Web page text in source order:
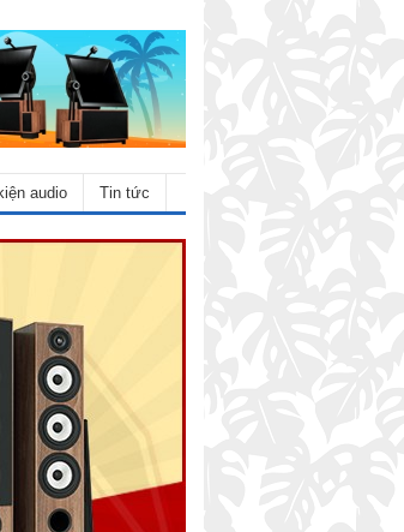
audio Tin tức